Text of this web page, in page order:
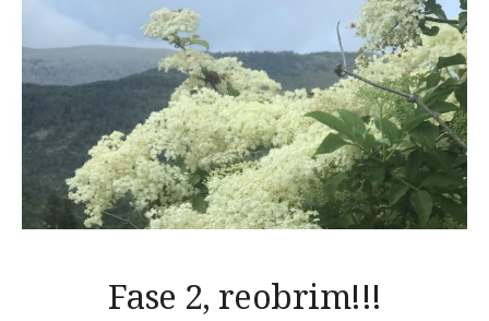
Fase 2, reobrim!!!